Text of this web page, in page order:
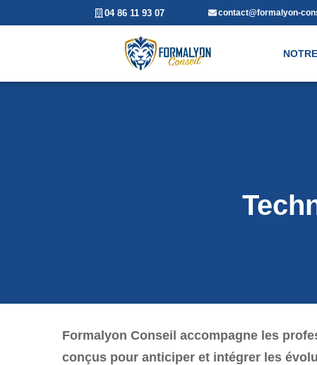
04 86 11 93 07 contact@formalyon-
Formalyon Conseil accompagne les
conçus pour anticiper et intégrer les